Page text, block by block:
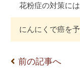
花粉症の対策に
にんにくで癌を
前の記事へ